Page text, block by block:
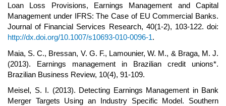
Loan Loss Provisions, Earnings Management and Capital
Management under IFRS: The Case of EU Commercial Banks.
Journal of Financial Services Research, 40(1-2), 103-122. doi:
http://dx.doi.org/10.1007/s10693-010-0096-1.
Maia, S. C., Bressan, V. G. F., Lamounier, W. M., & Braga, M. J.
(2013). Earnings management in Brazilian credit unions*.
Brazilian Business Review, 10(4), 91-109.
Meisel, S. I. (2013). Detecting Earnings Management in Bank
Merger Targets Using an Industry Specific Model. Southern